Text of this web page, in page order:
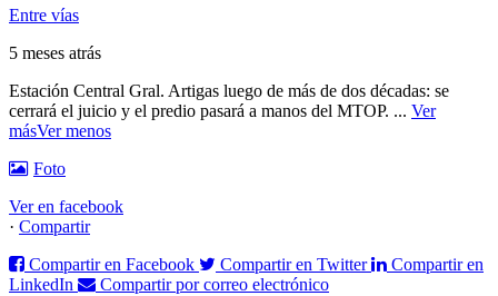
Entre vías
5 meses atrás
Estación Central Gral. Artigas luego de más de dos décadas: se
cerrará el juicio y el predio pasará a manos del MTOP. ... Ver
másVer menos
Foto
Ver en facebook
· Compartir
Compartir en Facebook
Compartir en Twitter
Compartir en
LinkedIn
Compartir por correo electrónico